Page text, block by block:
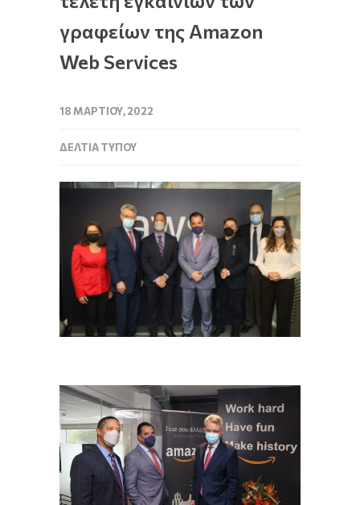
γραφείων της Amazon
Web Services
18 ΜΑΡΤΊΟΥ, 2022
ΔΕΛΤΊΑ ΤΎΠΟΥ